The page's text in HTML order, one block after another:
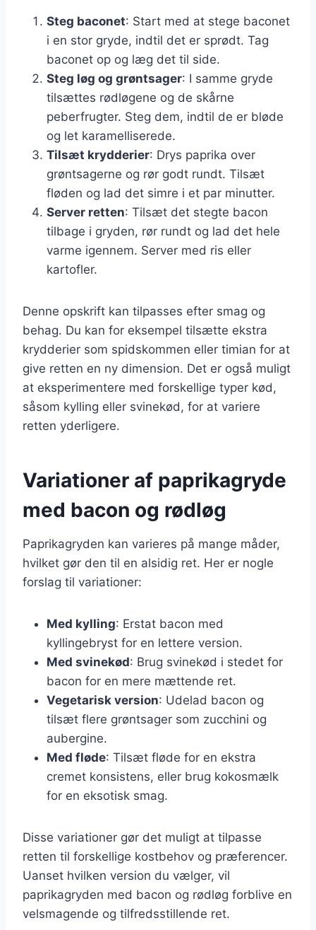
Steg baconet: Start med at stege baconet
i en stor gryde, indtil det er sprødt. Tag
baconet op og læg det til side.
Steg løg og grøntsager: I samme gryde
tilsættes rødløgene og de skårne
peberfrugter. Steg dem, indtil de er bløde
og let karamelliserede.
Tilsæt krydderier: Drys paprika over
grøntsagerne og rør godt rundt. Tilsæt
fløden og lad det simre i et par minutter.
Server retten: Tilsæt det stegte bacon
tilbage i gryden, rør rundt og lad det hele
varme igennem. Server med ris eller
kartofler.
Denne opskrift kan tilpasses efter smag og
behag. Du kan for eksempel tilsætte ekstra
krydderier som spidskommen eller timian for at
give retten en ny dimension. Det er også muligt
at eksperimentere med forskellige typer kød,
såsom kylling eller svinekød, for at variere
retten yderligere.
Variationer af paprikagryde
med bacon og rødløg
Paprikagryden kan varieres på mange måder,
hvilket gør den til en alsidig ret. Her er nogle
forslag til variationer:
Med kylling: Erstat bacon med
kyllingebryst for en lettere version.
Med svinekød: Brug svinekød i stedet for
bacon for en mere mættende ret.
Vegetarisk version: Udelad bacon og
tilsæt flere grøntsager som zucchini og
aubergine.
Med fløde: Tilsæt fløde for en ekstra
cremet konsistens, eller brug kokosmælk
for en eksotisk smag.
Disse variationer gør det muligt at tilpasse
retten til forskellige kostbehov og præferencer.
Uanset hvilken version du vælger, vil
paprikagryden med bacon og rødløg forblive en
velsmagende og tilfredsstillende ret.